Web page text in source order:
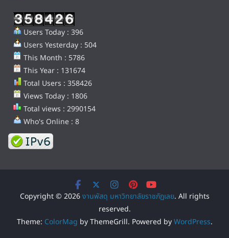
Users Today : 396
Users Yesterday : 504
This Month : 5786
This Year : 131674
Total Users : 358426
Views Today : 1806
Total views : 2990154
Who's Online : 8
Copyright © 2026งานพัสดุ มหาวิทยาลัยราชภัฏเลย. All rights
reserved.
Theme: ColorMag by ThemeGrill. Powered byWordPress.